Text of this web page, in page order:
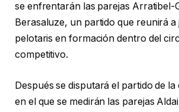
se enfrentarán las parejas Arratibel-
Berasaluze, un partido que reunirá a
pelotaris en formación dentro del
competitivo.
Después se disputará el partido de
en el que se medirán las parejas